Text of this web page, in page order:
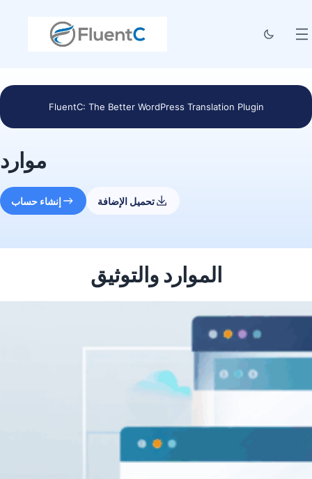
FluentC: The Better WordPress Translation Plugin
موارد
إنشاء حساب تحميل الإضافة
الموارد والتوثيق